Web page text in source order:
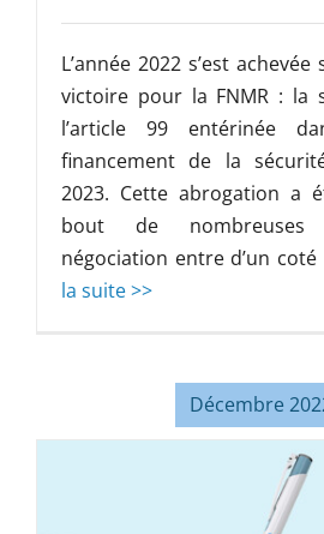
L’année 2022 s’est
victoire pour la FNMR : la
l’article 99 entérinée
financement de la
2023. Cette abrogation a
bout de nombreuses
négociation entre d’un coté
la suite >>
Décembre